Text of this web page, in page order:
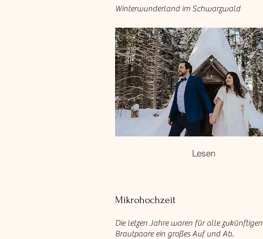
Winterwunderland im Schwarzwald
Lesen
Mikrohochzeit
Die letzen Jahre waren für alle zukünftigen
Brautpaare ein großes Auf und Ab.